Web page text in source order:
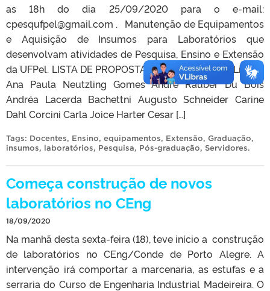
as 18h do dia 25/09/2020 para o e-mail:
cpesqufpel@gmail.com . Manutenção de Equipamentos
e Aquisição de Insumos para Laboratórios que
desenvolvam atividades de Pesquisa, Ensino e Extensão
da UFPel. LISTA DE PROPOSTAS HOMOLOGADAS Linha 1
Ana Paula Neutzling Gomes André Rauber Du Bois
Andréa Lacerda Bachettni Augusto Schneider Carine
Dahl Corcini Carla Joice Harter Cesar […]
Tags: Docentes, Ensino, equipamentos, Extensão, Graduação,
insumos, laboratórios, Pesquisa, Pós-graduação, Servidores.
Começa construção de novos
laboratórios no CEng
18/09/2020
Na manhã desta sexta-feira (18), teve início a construção
de laboratórios no CEng/Conde de Porto Alegre. A
intervenção irá comportar a marcenaria, as estufas e a
serraria do Curso de Engenharia Industrial Madeireira. O